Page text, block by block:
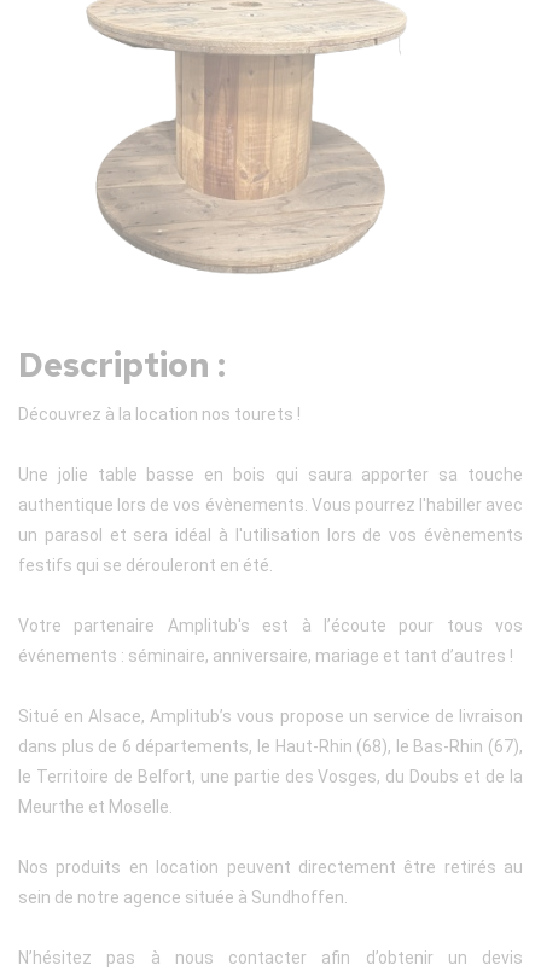
Description :
Découvrez à la location nos tourets !
Une jolie table basse en bois qui saura apporter sa touche
authentique lors de vos évènements. Vous pourrez l'habiller avec
un parasol et sera idéal à l'utilisation lors de vos évènements
festifs qui se dérouleront en été.
Votre partenaire Amplitub's est à l’écoute pour tous vos
événements : séminaire, anniversaire, mariage et tant d’autres !
Situé en Alsace, Amplitub’s vous propose un service de livraison
dans plus de 6 départements, le Haut-Rhin (68), le Bas-Rhin (67),
le Territoire de Belfort, une partie des Vosges, du Doubs et de la
Meurthe et Moselle.
Nos produits en location peuvent directement être retirés au
sein de notre agence située à Sundhoffen.
N’hésitez pas à nous contacter afin d’obtenir un devis